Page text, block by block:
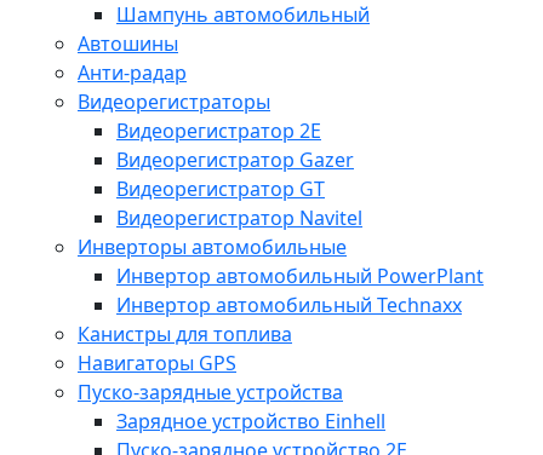
Шампунь автомобильный
Автошины
Анти-радар
Видеорегистраторы
Видеорегистратор 2E
Видеорегистратор Gazer
Видеорегистратор GT
Видеорегистратор Navitel
Инверторы автомобильные
Инвертор автомобильный PowerPlant
Инвертор автомобильный Technaxx
Канистры для топлива
Навигаторы GPS
Пуско-зарядные устройства
Зарядное устройство Einhell